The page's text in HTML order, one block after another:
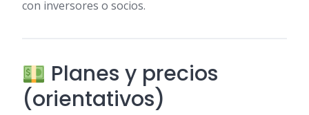
con inversores o socios.
Planes y precios
(orientativos)